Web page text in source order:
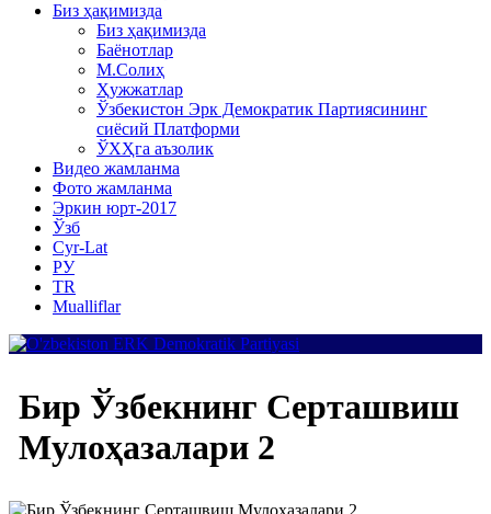
Биз ҳақимизда
Биз ҳақимизда
Баёнотлар
М.Солиҳ
Ҳужжатлар
Ўзбекистон Эрк Демократик Партиясининг
сиёсий Платформи
ЎХҲга аъзолик
Видео жамланма
Фото жамланма
Эркин юрт-2017
Ўзб
Cyr-Lat
РУ
TR
Mualliflar
Бир Ўзбекнинг Серташвиш
Мулоҳазалари 2